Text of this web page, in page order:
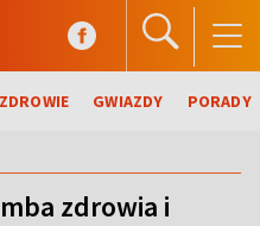
ZDROWIE GWIAZDY PORADY
zdrowia i